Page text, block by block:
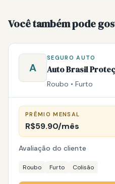
Você também pode
A
SEGURO AUTO
Auto Brasil
Roubo • Furto
PRÊMIO MENSAL
R$59.90/mês
Avaliação do cliente
Roubo Furto Colisão